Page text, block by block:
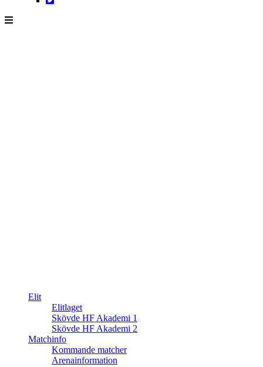
Elit
Elitlaget
Skövde HF Akademi 1
Skövde HF Akademi 2
Matchinfo
Kommande matcher
Arenainformation